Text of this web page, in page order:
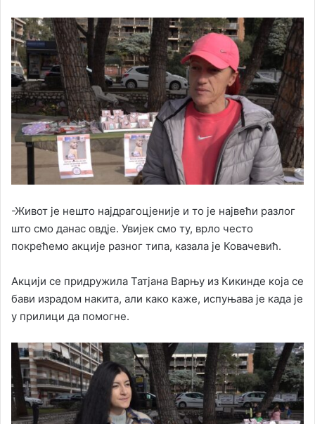
-Живот је нешто најдрагоцјеније и то је највећи разлог
што смо данас овдје. Увијек смо ту, врло често
покрећемо акције разног типа, казала је Ковачевић.
Акцији се придружила Татјана Варњу из Кикинде која се
бави израдом накита, али како каже, испуњава је када је
у прилици да помогне.